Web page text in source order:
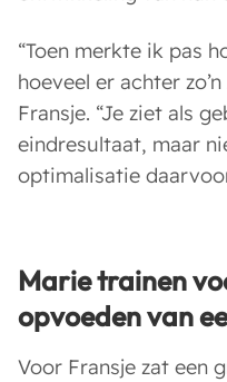
“Toen merkte ik pas
hoeveel er achter
Fransje. “Je ziet als
eindresultaat, maar
optimalisatie
Marie trainen
opvoeden van
Voor Fransje zat een